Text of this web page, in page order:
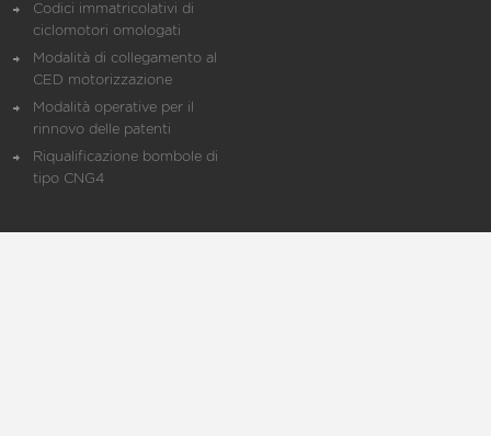
Codici immatricolativi di
ciclomotori omologati
Modalità di collegamento al
CED motorizzazione
Modalità operative per il
rinnovo delle patenti
Riqualificazione bombole di
tipo CNG4